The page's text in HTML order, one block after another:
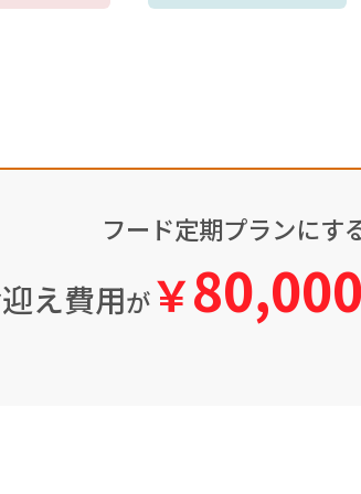
フード定期プランにす
え費用が￥80,000